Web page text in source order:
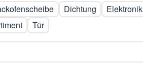
Dichtung Elektronik
Tür